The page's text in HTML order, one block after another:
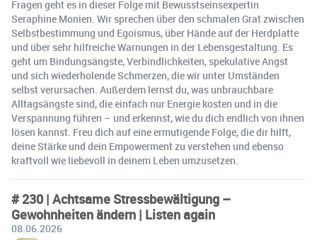
Fragen geht es in dieser Folge mit Bewusstseinsexpertin
Seraphine Monien. Wir sprechen über den schmalen Grat zwischen
Selbstbestimmung und Egoismus, über Hände auf der Herdplatte
und über sehr hilfreiche Warnungen in der Lebensgestaltung. Es
geht um Bindungsängste, Verbindlichkeiten, spekulative Angst
und sich wiederholende Schmerzen, die wir unter Umständen
selbst verursachen. Außerdem lernst du, was unbrauchbare
Alltagsängste sind, die einfach nur Energie kosten und in die
Verspannung führen – und erkennst, wie du dich endlich von ihnen
lösen kannst. Freu dich auf eine ermutigende Folge, die dir hilft,
deine Stärke und dein Empowerment zu verstehen und ebenso
kraftvoll wie liebevoll in deinem Leben umzusetzen.
# 230 | Achtsame Stressbewältigung –
Gewohnheiten ändern | Listen again
08.06.2026